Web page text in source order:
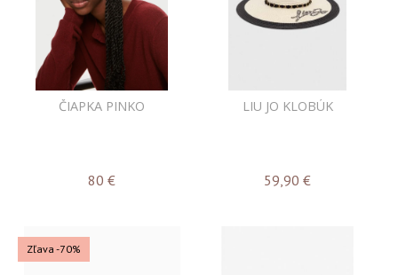
ČIAPKA PINKO
80 €
LIU JO KLOBÚK
59,90 €
Zľava -70%